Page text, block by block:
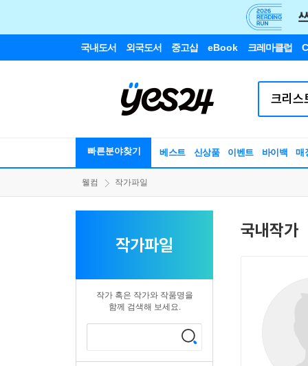
국내도서 외국도서 중고샵 eBook 크레마클럽
빠른분야찾기 베스트 신상품 이벤트 바이백 매
웰컴 작가파일
작가파일
작가 혹은 작가와 작품명을
함께 검색해 보세요.
국내작가